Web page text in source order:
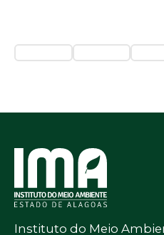
Instituto do Meio